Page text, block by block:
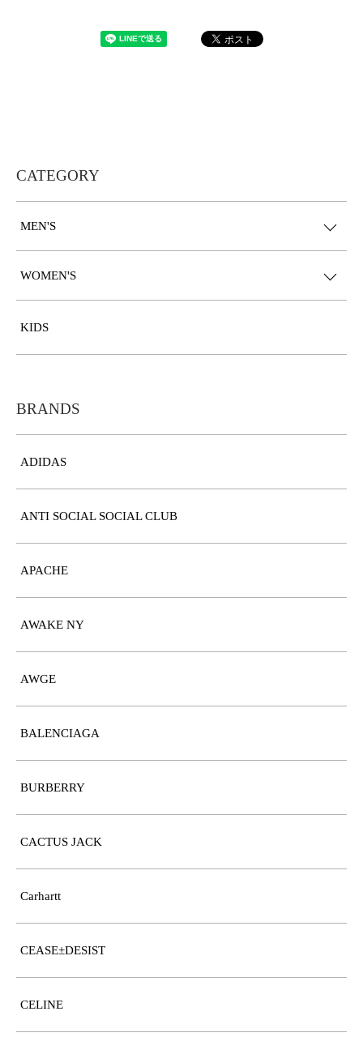
CATEGORY
MEN'S
WOMEN'S
KIDS
BRANDS
ADIDAS
ANTI SOCIAL SOCIAL CLUB
APACHE
AWAKE NY
AWGE
BALENCIAGA
BURBERRY
CACTUS JACK
Carhartt
CEASE±DESIST
CELINE